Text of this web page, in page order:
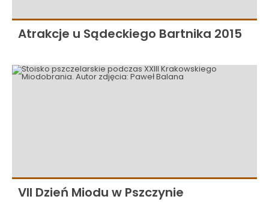
Atrakcje u Sądeckiego Bartnika 2015
VII Dzień Miodu w Pszczynie